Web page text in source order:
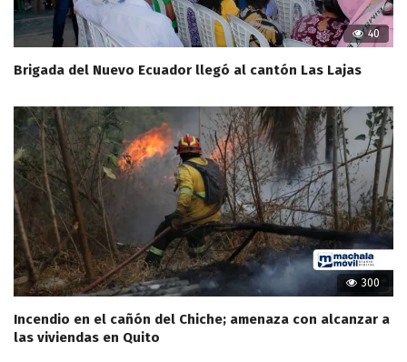
40
Brigada del Nuevo Ecuador llegó al cantón Las Lajas
300
Incendio en el cañón del Chiche; amenaza con alcanzar a
las viviendas en Quito